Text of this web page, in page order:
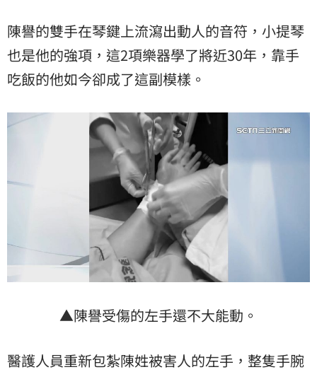
陳譽的雙手在琴鍵上流瀉出動人的音符，小提琴
也是他的強項，這2項樂器學了將近30年，靠手
吃飯的他如今卻成了這副模樣。
▲陳譽受傷的左手還不大能動。
醫護人員重新包紮陳姓被害人的左手，整隻手腕